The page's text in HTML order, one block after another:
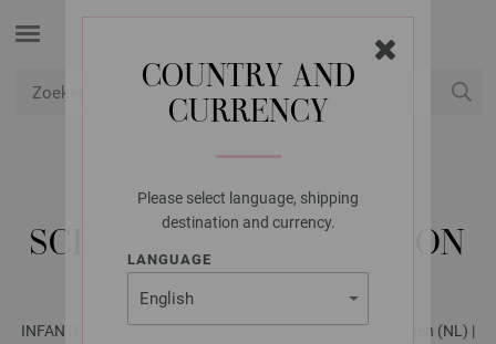
COUNTRY AND
CURRENCY
Please select language, shipping
destination and currency.
LANGUAGE
LANA GROSSA
SCHOENEN SOFT COTTON
INFANTI EDITION No. 2 - Tijdschrift (DE) + Breibeschrijvingen (NL) |